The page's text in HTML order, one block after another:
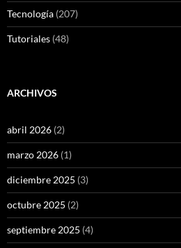
Tecnología (207)
Tutoriales (48)
ARCHIVOS
abril 2026 (2)
marzo 2026 (1)
diciembre 2025 (3)
octubre 2025 (2)
septiembre 2025 (4)